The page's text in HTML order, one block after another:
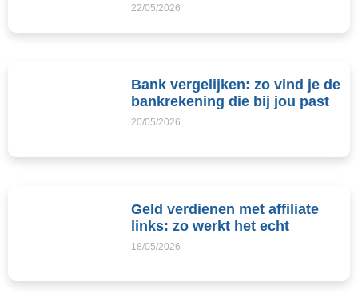
22/05/2026
Bank vergelijken: zo vind je de
bankrekening die bij jou past
20/05/2026
Geld verdienen met affiliate
links: zo werkt het echt
18/05/2026